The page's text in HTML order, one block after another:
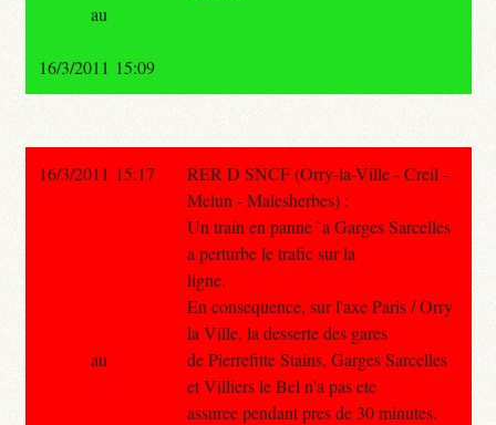
au
16/3/2011 15:09
16/3/2011 15:17
RER D SNCF (Orry-la-Ville - Creil -
Melun - Malesherbes) :
Un train en panne `a Garges Sarcelles
a perturbe le trafic sur la
ligne.
En consequence, sur l'axe Paris / Orry
la Ville, la desserte des gares
de Pierrefitte Stains, Garges Sarcelles
et Villiers le Bel n'a pas ete
assuree pendant pres de 30 minutes.
au